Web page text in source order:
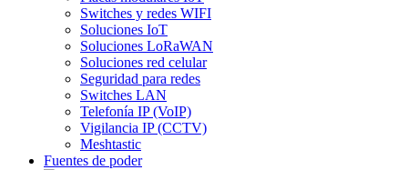
Switches y redes WIFI
Soluciones IoT
Soluciones LoRaWAN
Soluciones red celular
Seguridad para redes
Switches LAN
Telefonía IP (VoIP)
Vigilancia IP (CCTV)
Meshtastic
Fuentes de poder